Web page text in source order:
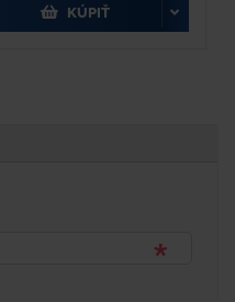
KÚPIŤ